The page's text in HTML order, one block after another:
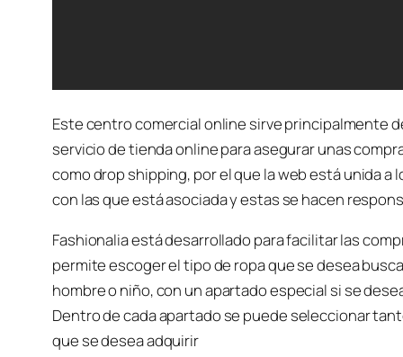
Este centro comercial online sirve principalmente
servicio de tienda online para asegurar unas
comodrop shipping, por el que la web está unida
con las que está asociada y estas se hacen
Fashionalia está desarrollado para facilitar las
permite escoger el tipo de ropa que se desea
hombre o niño, con un apartado especial si se
Dentro de cada apartado se puede seleccionar
que se desea adquirir